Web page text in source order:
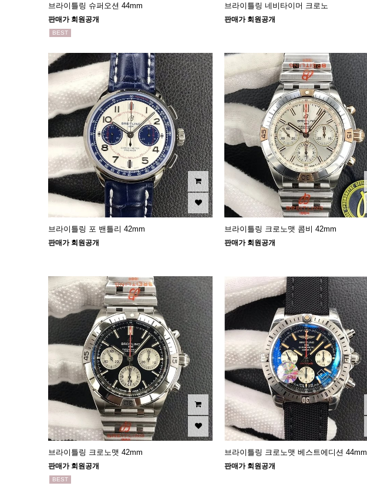
브라이틀링 슈퍼오션 44mm
판매가 회원공개
BEST
브라이틀링 네비타이머 크로노
판매가 회원공개
브라이틀링 포 밴틀리 42mm
판매가 회원공개
브라이틀링 크로노맷 콤비 42mm
판매가 회원공개
브라이틀링 크로노맷 42mm
판매가 회원공개
BEST
브라이틀링 크로노맷 베스트에디션 44mm
판매가 회원공개